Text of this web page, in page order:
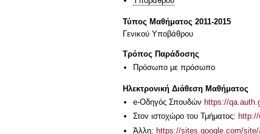
Τύπος Μαθήματος 2011-2015
Γενικού Υποβάθρου
Τρόπος Παράδοσης
Πρόσωπο με πρόσωπο
Ηλεκτρονική Διάθεση Μαθήματος
e-Οδηγός Σπουδών https://
Στον ιστοχώρο του Τμήματος:
Άλλη: https://sites.google.com/